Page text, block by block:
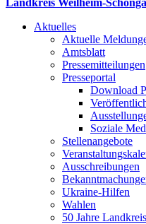
Landkreis Weilheim-
Aktuelles
Aktuelle
Amtsblatt
Pressemitteilungen
Presseportal
Download
Soziale
Stellenangebote
Ausschreibungen
Ukraine-Hilfen
Wahlen
50 Jahre